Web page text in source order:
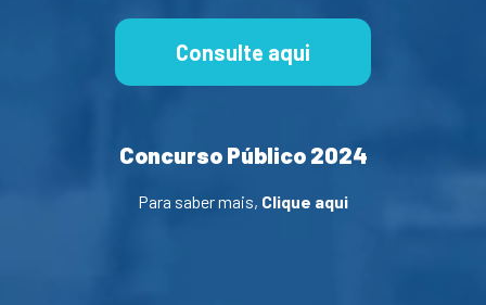
Consulte aqui
Concurso Público 2024
Para saber mais, Clique aqui